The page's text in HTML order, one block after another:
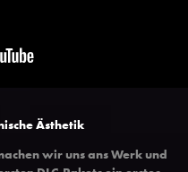
Ästhetik
wir uns ans Werk und